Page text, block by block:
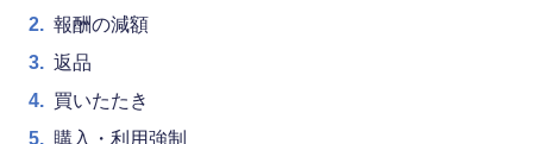
2. 報酬の減額
3. 返品
4. 買いたたき
5. 購入・利用強制